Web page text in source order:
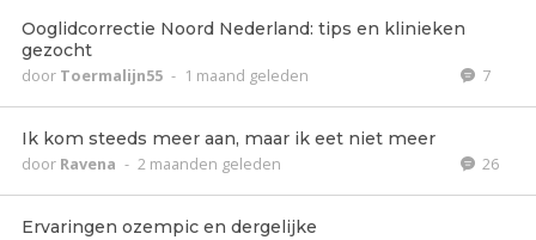
Ooglidcorrectie Noord Nederland: tips en klinieken
gezocht
door Toermalijn55 - 1 maand geleden 7
Ik kom steeds meer aan, maar ik eet niet meer
door Ravena - 2 maanden geleden 26
Ervaringen ozempic en dergelijke